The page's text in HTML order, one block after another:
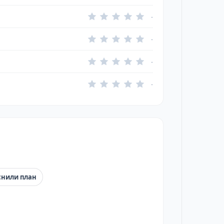
-
-
-
-
план